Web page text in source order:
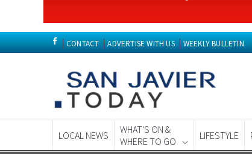
CONTACT ADVERTISE WITH US WEEKLY BULLETIN
LOCAL NEWS
WHAT'S ON &
WHERE TO GO
LIFESTYLE